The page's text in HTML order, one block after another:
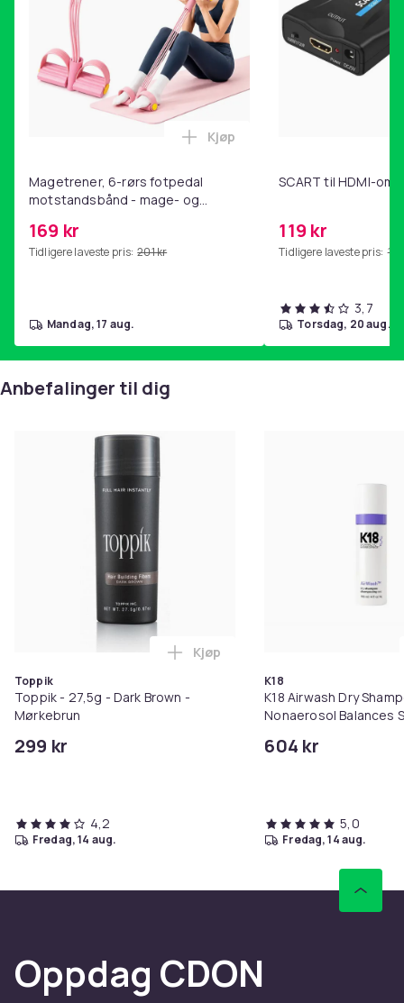
Magetrener, 6-rørs fotpedal
motstandsbånd - mage- og
hjemmegymnastikk Pink
169 kr
Tidligere laveste pris: 201 kr
Legg Magetrener, 6-rørs
Kjøp
mandag, 17 aug.
SCART til HDMI-
119 kr
Tidligere laveste pris:
3,7
torsdag, 20 aug.
Anbefalinger til dig
Toppik
Toppik - 27,5g - Dark Brown -
Mørkebrun
299 kr
Legg Toppik - 27,5g - Dark
Kjøp
4,2
fredag, 14 aug.
K18
K18 Airwash Dry
Nonaerosol Balances
604 kr
5,0
fredag, 14 aug.
Oppdag CDON